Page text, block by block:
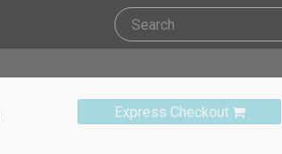
Express Checkout